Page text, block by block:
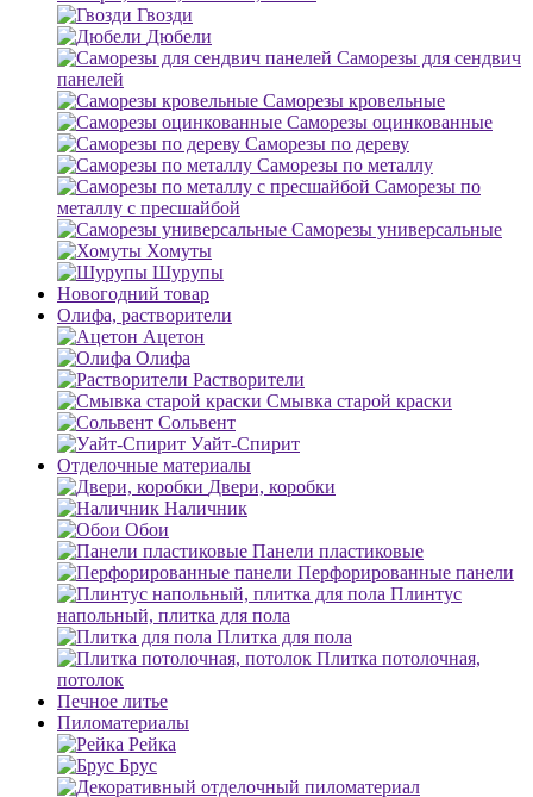
Гвозди
Дюбели
Саморезы для сендвич
панелей
Саморезы кровельные
Саморезы оцинкованные
Саморезы по дереву
Саморезы по металлу
Саморезы по
металлу с пресшайбой
Саморезы универсальные
Хомуты
Шурупы
Новогодний товар
Олифа, растворители
Ацетон
Олифа
Растворители
Смывка старой краски
Сольвент
Уайт-Спирит
Отделочные материалы
Двери, коробки
Наличник
Обои
Панели пластиковые
Перфорированные панели
Плинтус
напольный, плитка для пола
Плитка для пола
Плитка потолочная,
потолок
Печное литье
Пиломатериалы
Рейка
Брус